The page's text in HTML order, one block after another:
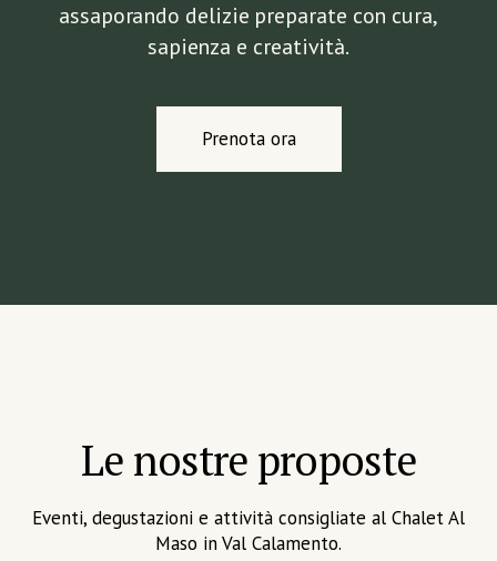
assaporando delizie preparate con cura,
sapienza e creatività.
Prenota ora
Le nostre proposte
Eventi, degustazioni e attività consigliate al Chalet Al
Maso in Val Calamento.